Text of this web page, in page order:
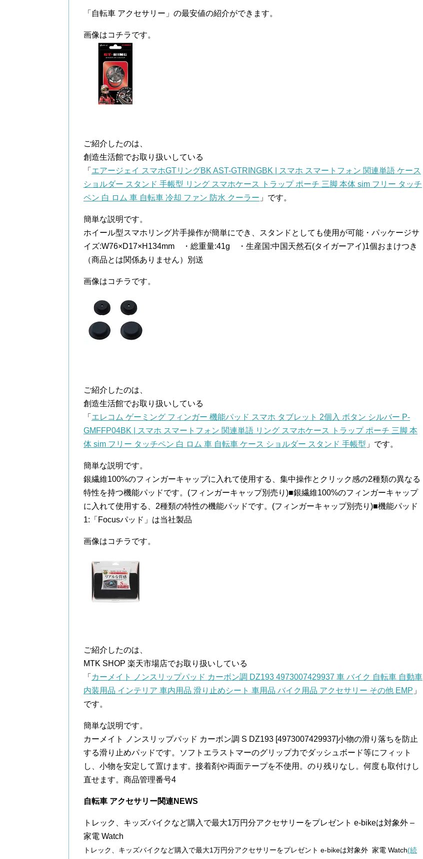
「自転車 アクセサリー」の最安値の紹介ができます。
画像はコチラです。
ご紹介したのは、
創造生活館でお取り扱いしている
「 エアージェイ スマホGTリングBK AST-GTRINGBK | スマホ スマートフォン 関連単語 ケース
ショルダー スタンド 手帳型 リング スマホケース トラップ ポーチ 三脚 本体 sim フリー タッチ
ペン 白 ロム 車 自転車 冷却 ファン 防水 クーラー 」です。
簡単な説明です。
ホイール型スマホリング片手操作が簡単にでき、スタンドとしても使用が可能・パッケージサ
イズ:W76×D17×H134mm ・総重量:41g ・生産国:中国天然石(タイガーアイ)1個おまけつき
（商品とは関係ありません）別送
画像はコチラです。
ご紹介したのは、
創造生活館でお取り扱いしている
「 エレコム ゲーミング フィンガー 機能パッド スマホ タブレット 2個入 ボタン シルバー P-
GMFFP04BK | スマホ スマートフォン 関連単語 リング スマホケース トラップ ポーチ 三脚 本
体 sim フリー タッチペン 白 ロム 車 自転車 ケース ショルダー スタンド 手帳型 」です。
簡単な説明です。
銀繊維100%のフィンガーキャップに入れて使用する、集中操作とクリック感の2種類の異なる
特性を持つ機能パッドです。(フィンガーキャップ別売り)■銀繊維100%のフィンガーキャップ
に入れて使用する、2種類の特性の機能パッドです。(フィンガーキャップ別売り)■機能パッド
1:「Focusパッド」は当社製品
画像はコチラです。
ご紹介したのは、
MTK SHOP 楽天市場店でお取り扱いしている
「 カーメイト ノンスリップパッド カーボン調 DZ193 4973007429937 車 バイク 自転車 自動車
内装用品 インテリア 車内用品 滑り止めシート 車用品 バイク用品 アクセサリー その他 EMP 」
です。
簡単な説明です。
カーメイト ノンスリップパッド カーボン調 S DZ193 [4973007429937]小物の滑り落ちを防止
する滑り止めパッドです。ソフトエラストマーのグリップ力でダッシュボード等にフィット
し、小物を安定して置けます。接着剤や両面テープを不使用。のり残りなし。何度も取付けし
直せます。商品管理番号4
自転車 アクセサリー関連NEWS
トレック、キッズバイクなど購入で最大1万円分アクセサリーをプレゼント e-bikeは対象外 –
家電 Watch
トレック、キッズバイクなど購入で最大1万円分アクセサリーをプレゼント e-bikeは対象外 家電 Watch(続